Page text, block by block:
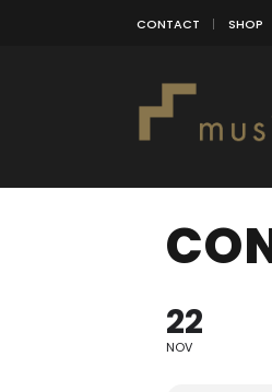
CONTACT SHOP
22
NOV